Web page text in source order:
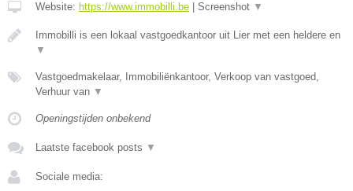
Website: https://www.immobilli.be Screenshot ▼
Immobilli is een lokaal vastgoedkantoor uit Lier met een heldere en
▼
Vastgoedmakelaar, Immobiliënkantoor, Verkoop van vastgoed,
Verhuur van ▼
Openingstijden onbekend
Laatste facebook posts ▼
Sociale media: